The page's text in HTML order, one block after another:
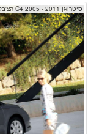
סיטרואן C4 2005 - 2011 הצ'בק - אפור - חצי אחורי חצי צידי